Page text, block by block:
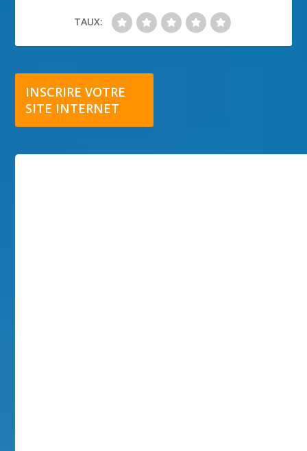
TAUX:
INSCRIRE VOTRE
SITE INTERNET